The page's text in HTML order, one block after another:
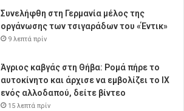
Συνελήφθη στη Γερμανία μέλος της
οργάνωσης των τσιγαράδων του «Έντικ»
9 λεπτά πρίν
Άγριος καβγάς στη Θήβα: Ρομά πήρε το
αυτοκίνητο και άρχισε να εμβολίζει το ΙΧ
ενός αλλοδαπού, δείτε βίντεο
15 λεπτά πρίν